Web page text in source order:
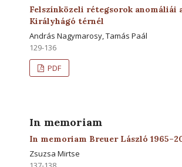
Felszínközeli rétegsorok anomáliái
Királyhágó térnél
András Nagymarosy, Tamás Paál
129-136
PDF
In memoriam
In memoriam Breuer László
Zsuzsa Mirtse